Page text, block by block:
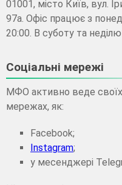
01001, місто Київ, вул.
97а. Офіс працює з
20:00. В суботу та
Соціальні мережі
МФО активно веде своїх
мережах, як:
Facebook;
Instagram;
у месенджері